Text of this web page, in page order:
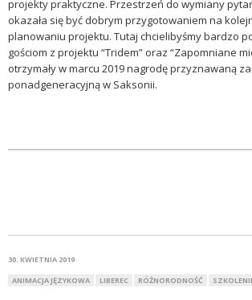
projekty praktyczne. Przestrzeń do wymiany
okazała się być dobrym przygotowaniem na
planowaniu projektu. Tutaj chcielibyśmy bardzo
gościom z projektu “Tridem” oraz “Zapomniane
otrzymały w marcu 2019 nagrodę przyznawaną
ponadgeneracyjną w Saksonii.
30. KWIETNIA 2019
ANIMACJA JĘZYKOWA
LIBEREC RÓŻNORODNOŚĆ